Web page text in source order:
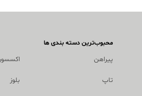
محبوب‌ترین دسته بندی ها
پیراهن
تاپ بلوز